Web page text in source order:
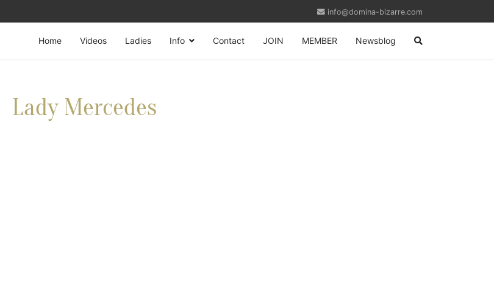
info@domina-bizarre.com
Home Videos Ladies Info Contact JOIN MEMBER Newsblog
Lady Mercedes